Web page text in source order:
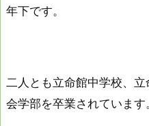
年下です。
二人とも立命館中学校、
会学部を卒業されています